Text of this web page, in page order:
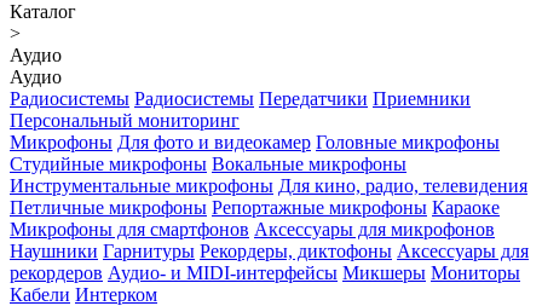
Каталог
>
Аудио
Аудио
Радиосистемы Радиосистемы Передатчики Приемники
Персональный мониторинг
Микрофоны Для фото и видеокамер Головные микрофоны
Студийные микрофоны Вокальные микрофоны
Инструментальные микрофоны Для кино, радио, телевидения
Петличные микрофоны Репортажные микрофоны Караоке
Микрофоны для смартфонов Аксессуары для микрофонов
Наушники Гарнитуры Рекордеры, диктофоны Аксессуары для
рекордеров Аудио- и MIDI-интерфейсы Микшеры Мониторы
Кабели Интерком